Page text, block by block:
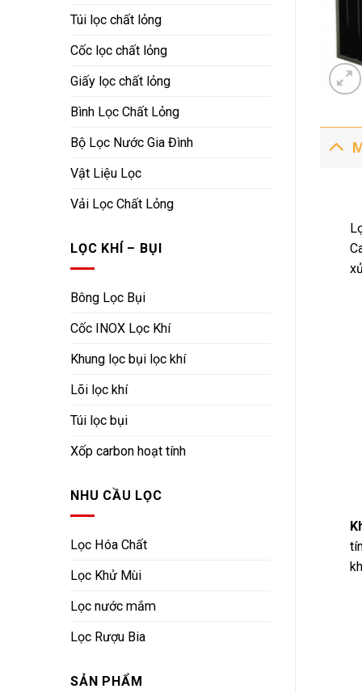
Túi lọc chất lỏng
Cốc lọc chất lỏng
Giấy lọc chất lỏng
Bình Lọc Chất Lỏng
Bộ Lọc Nước Gia Đình
Vật Liệu Lọc
Vải Lọc Chất Lỏng
LỌC KHÍ – BỤI
Bông Lọc Bụi
Cốc INOX Lọc Khí
Khung lọc bụi lọc khí
Lõi lọc khí
Túi lọc bụi
Xốp carbon hoạt tính
NHU CẦU LỌC
Lọc Hóa Chất
Lọc Khử Mùi
Lọc nước mắm
Lọc Rượu Bia
SẢN PHẨM